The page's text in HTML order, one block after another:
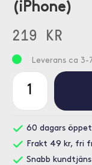
(iPhone)
219 KR
Leverans ca 3-
60 dagars
Frakt 49 kr, fri
Snabb